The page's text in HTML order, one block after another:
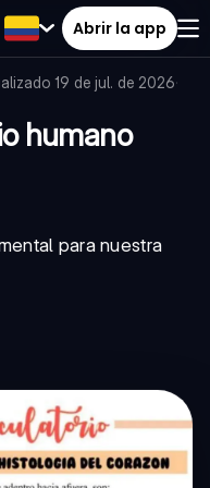
Abrir la app
19 de jul. de 2026·
humano
para nuestra